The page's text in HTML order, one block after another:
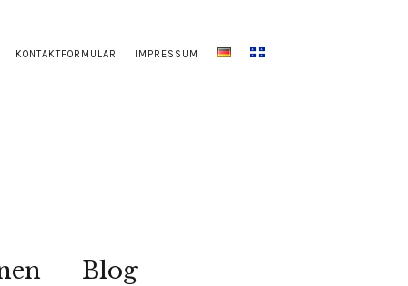
KONTAKTFORMULAR IMPRESSUM
Blog